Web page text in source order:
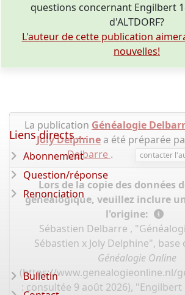
questions concernant Engilbert
d'ALTDORF?
L'auteur de cette publication
nouvelles!
La publication Généalogie
Joly Delphine a été préparée
Delbarre . contacter
Lors de la copie des données
généalogique, veuillez inclure
l'origine:
Sébastien Delbarre ,
Sébastien x Joly Delphine", base
Généalogie Online
(https://www.genealogieonline.nl/
: consultée 9 août 2026), "Engilbert
Liens directs ...
Abonnement
Question/réponse
Renonciation
Bulletin